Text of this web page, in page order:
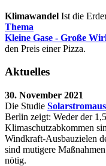
Klimawandel Ist die
Thema
Kleine Gase - Große
den Preis einer Pizza.
Aktuelles
30. November 2021
Die Studie
Berlin zeigt: Weder der
Klimaschutzabkommen
Windkraft-Ausbauzielen
sind mutigere
nötig.